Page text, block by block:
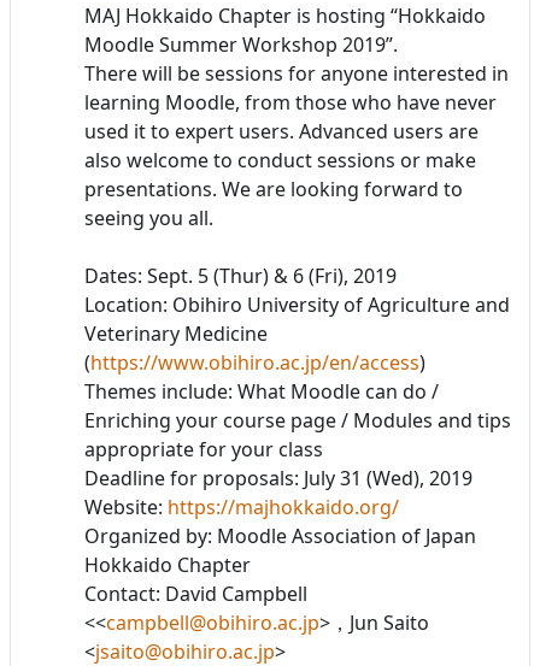
MAJ Hokkaido Chapter is hosting “Hokkaido
Moodle Summer Workshop 2019”.
There will be sessions for anyone interested in
learning Moodle, from those who have never
used it to expert users. Advanced users are
also welcome to conduct sessions or make
presentations. We are looking forward to
seeing you all.
Dates: Sept. 5 (Thur) & 6 (Fri), 2019
Location: Obihiro University of Agriculture and
Veterinary Medicine
(https://www.obihiro.ac.jp/en/access)
Themes include: What Moodle can do /
Enriching your course page / Modules and tips
appropriate for your class
Deadline for proposals: July 31 (Wed), 2019
Website: https://majhokkaido.org/
Organized by: Moodle Association of Japan
Hokkaido Chapter
Contact: David Campbell
<<campbell@obihiro.ac.jp>，Jun Saito
<jsaito@obihiro.ac.jp>